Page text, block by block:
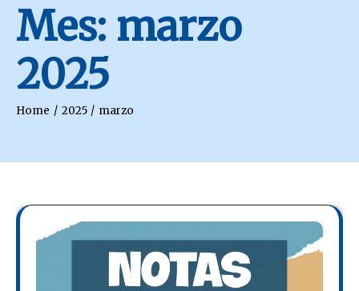
Mes: marzo
2025
Home 2025 marzo